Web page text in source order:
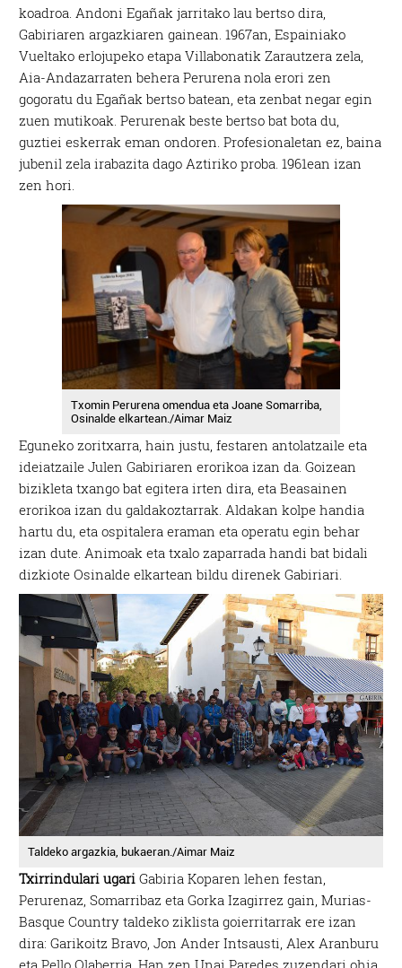
koadroa. Andoni Egañak jarritako lau bertso dira,
Gabiriaren argazkiaren gainean. 1967an, Espainiako
Vueltako erlojupeko etapa Villabonatik Zarautzera zela,
Aia-Andazarraten behera Perurena nola erori zen
gogoratu du Egañak bertso batean, eta zenbat negar egin
zuen mutikoak. Perurenak beste bertso bat bota du,
guztiei eskerrak eman ondoren. Profesionaletan ez, baina
jubenil zela irabazita dago Aztiriko proba. 1961ean izan
zen hori.
Txomin Perurena omendua eta Joane Somarriba,
Osinalde elkartean./Aimar Maiz
Eguneko zoritxarra, hain justu, festaren antolatzaile eta
ideiatzaile Julen Gabiriaren erorikoa izan da. Goizean
bizikleta txango bat egitera irten dira, eta Beasainen
erorikoa izan du galdakoztarrak. Aldakan kolpe handia
hartu du, eta ospitalera eraman eta operatu egin behar
izan dute. Animoak eta txalo zaparrada handi bat bidali
dizkiote Osinalde elkartean bildu direnek Gabiriari.
Taldeko argazkia, bukaeran./Aimar Maiz
Txirrindulari ugari Gabiria Koparen lehen festan,
Perurenaz, Somarribaz eta Gorka Izagirrez gain, Murias-
Basque Country taldeko ziklista goierritarrak ere izan
dira: Garikoitz Bravo, Jon Ander Intsausti, Alex Aranburu
eta Pello Olaberria. Han zen Unai Paredes zuzendari ohia